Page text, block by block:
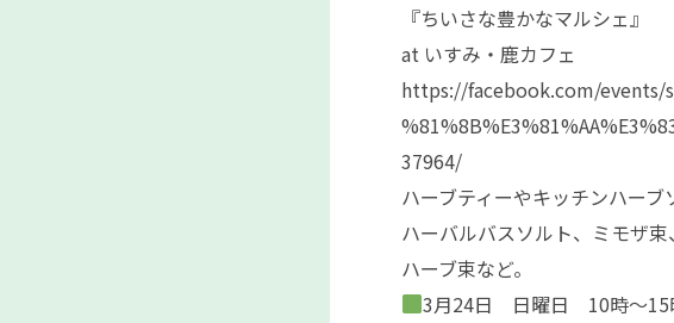
『ちいさな豊かなマルシェ』
at いすみ・鹿カフェ
https://facebook.com/events/
37964/
ハーブティーやキッチンハーブ
ハーバルバスソルト、ミモザ束、
ハーブ束など。
3月24日 日曜日 10時〜15